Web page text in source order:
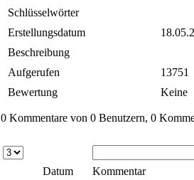
Schlüsselwörter
Erstellungsdatum
Beschreibung
Aufgerufen
13751
Bewertung
Keine
0 Kommentare von 0 Benutzern, 0
Datum Kommentar